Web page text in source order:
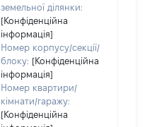
земельної ділянки:
[Конфіденційна
інформація]
Номер корпусу/секції/
блоку: [Конфіденційна
інформація]
Номер квартири/
кімнати/гаражу:
[Конфіденційна